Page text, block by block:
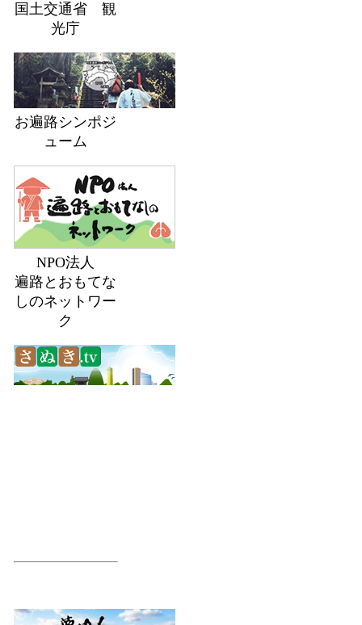
国土交通省 観
光庁
お遍路シンポジ
ューム
NPO法人
遍路とおもてな
しのネットワー
ク